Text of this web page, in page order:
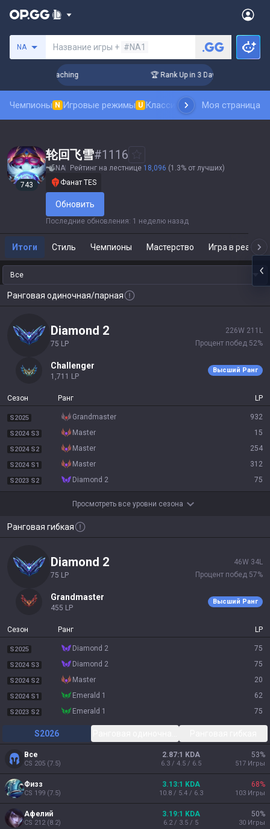
NA Название игры + #NA1
Challenger Coaching 🏆 Rank Up in 3 Days! Challenger
Чемпионы N Игровые режимы U Классика N Рейтинг скинов
Моя страница
743
轮回飞雪#1116
NA Рейтинг на лестнице 18,096 (1.3% от лучших)
Фанат TES
Обновить
Последние обновления: 1 неделю назад
Итоги Стиль Чемпионы Мастерство Игра в
Все
Ранговая одиночная/парная
diamond 2
75 LP
226W 211 L
Процент побед 52%
challenger
1,711 LP
Высший Ранг
Сезон Ранг LP
S2025 grandmaster 932
S2024 S3 master 15
S2024 S2 master 254
S2024 S1 master 312
S2023 S2 diamond 2 75
Просмотреть все уровни сезона
Ранговая гибкая
diamond 2
75 LP
46W 34L
Процент побед 57%
grandmaster
455 LP
Высший Ранг
Сезон Ранг LP
S2025 diamond 2 75
S2024 S3 diamond 2 75
S2024 S2 master 20
S2024 S1 emerald 1 62
S2023 S2 emerald 1 75
S2026
Все
CS 205 (7.5)
2.87:1 KDA
6.3 / 4.5 / 6.5
53%
517 Игры
Физз
CS 199 (7.5)
3.13:1 KDA
10.8 / 5.4 / 6.3
68%
103 Игры
Афелий
CS 212(8.2)
3.19:1 KDA
6.2 / 3.5 / 5
50%
30 Игры